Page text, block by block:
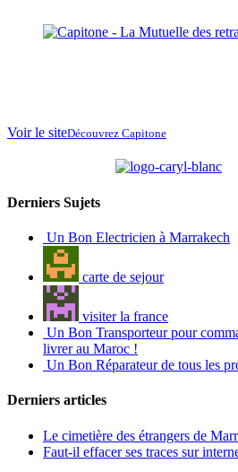
Voir le siteDécouvrez Capitone
Derniers Sujets
Un Bon Electricien à Marrakech
carte de sejour
visiter la france
Un Bon Transporteur pour
livrer au Maroc !
Un Bon Réparateur de tous les
Derniers articles
Le cimetière des étrangers de
Faut-il effacer ses traces sur